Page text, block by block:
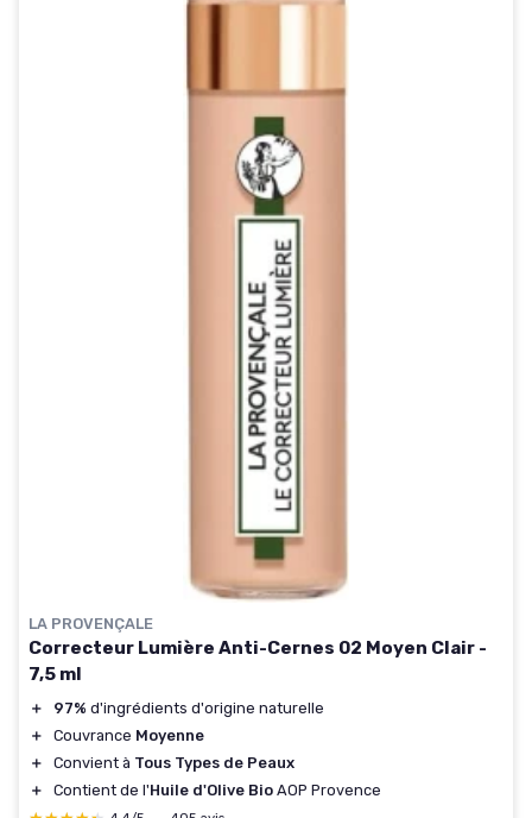
LA PROVENÇALE
Correcteur Lumière Anti-Cernes 02 Moyen Clair -
7,5 ml
＋ 97% d'ingrédients d'origine naturelle
＋
Couvrance Moyenne
＋
Convient à Tous Types de Peaux
＋
Contient de l'Huile d'Olive Bio AOP Provence